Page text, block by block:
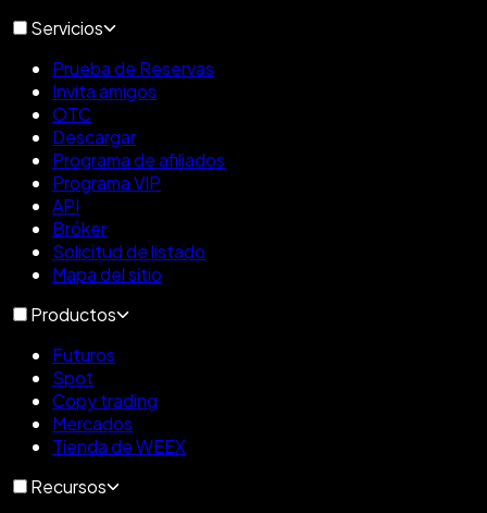
Servicios
Prueba de Reservas
Invita amigos
OTC
Descargar
Programa de afiliados
Programa VIP
API
Bróker
Solicitud de listado
Mapa del sitio
Productos
Futuros
Spot
Copy trading
Mercados
Tienda de WEEX
Recursos